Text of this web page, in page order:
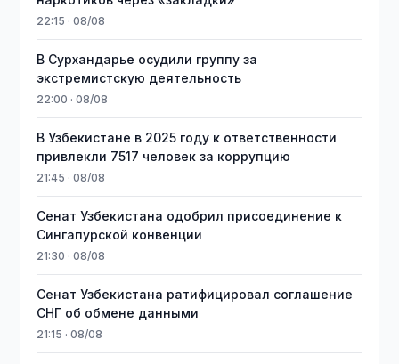
22:15 · 08/08
В Сурхандарье осудили группу за
экстремистскую деятельность
22:00 · 08/08
В Узбекистане в 2025 году к ответственности
привлекли 7517 человек за коррупцию
21:45 · 08/08
Сенат Узбекистана одобрил присоединение к
Сингапурской конвенции
21:30 · 08/08
Сенат Узбекистана ратифицировал соглашение
СНГ об обмене данными
21:15 · 08/08